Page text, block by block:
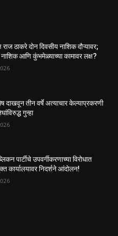
ठाकरे दोन दिवसीय नाशिक दौऱ्यावर;
आणि कुंभमेळ्याच्या कामावर लक्ष?
दाखवून तीन वर्षे अत्याचार केल्याप्रकरणी
गुन्हा
पार्टीचे उपवर्गीकरणाच्या विरोधात
कार्यालयावर निदर्शने आंदोलन!